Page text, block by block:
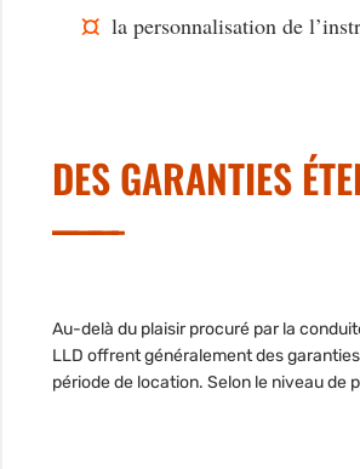
la personnalisation de
DES GARANTIES
Au-delà du plaisir procuré par la
LLD offrent généralement des
période de location. Selon le niveau de